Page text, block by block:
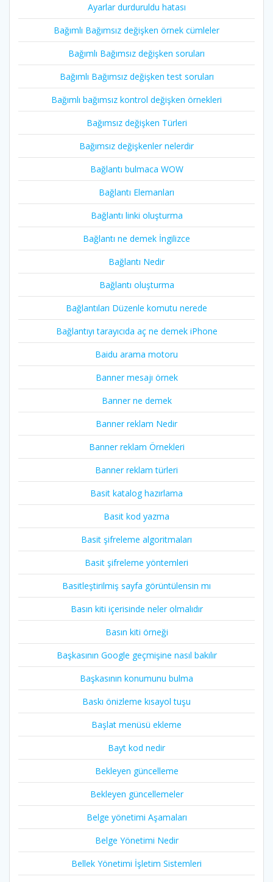
Ayarlar durduruldu hatası
Bağımlı Bağımsız değişken örnek cümleler
Bağımlı Bağımsız değişken soruları
Bağımlı Bağımsız değişken test soruları
Bağımlı bağımsız kontrol değişken örnekleri
Bağımsız değişken Türleri
Bağımsız değişkenler nelerdir
Bağlantı bulmaca WOW
Bağlantı Elemanları
Bağlantı linki oluşturma
Bağlantı ne demek İngilizce
Bağlantı Nedir
Bağlantı oluşturma
Bağlantıları Düzenle komutu nerede
Bağlantıyı tarayıcıda aç ne demek iPhone
Baidu arama motoru
Banner mesajı örnek
Banner ne demek
Banner reklam Nedir
Banner reklam Örnekleri
Banner reklam türleri
Basit katalog hazırlama
Basit kod yazma
Basit şifreleme algoritmaları
Basit şifreleme yöntemleri
Basitleştirilmiş sayfa görüntülensin mı
Basın kiti içerisinde neler olmalıdır
Basın kiti örneği
Başkasının Google geçmişine nasıl bakılır
Başkasının konumunu bulma
Baskı önizleme kısayol tuşu
Başlat menüsü ekleme
Bayt kod nedir
Bekleyen güncelleme
Bekleyen güncellemeler
Belge yönetimi Aşamaları
Belge Yönetimi Nedir
Bellek Yönetimi İşletim Sistemleri